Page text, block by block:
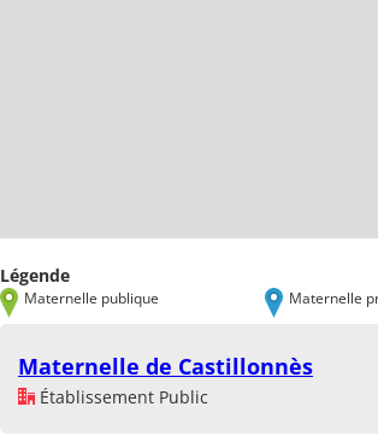
Légende
Maternelle publique Maternelle
Maternelle de Castillonnès
Établissement Public